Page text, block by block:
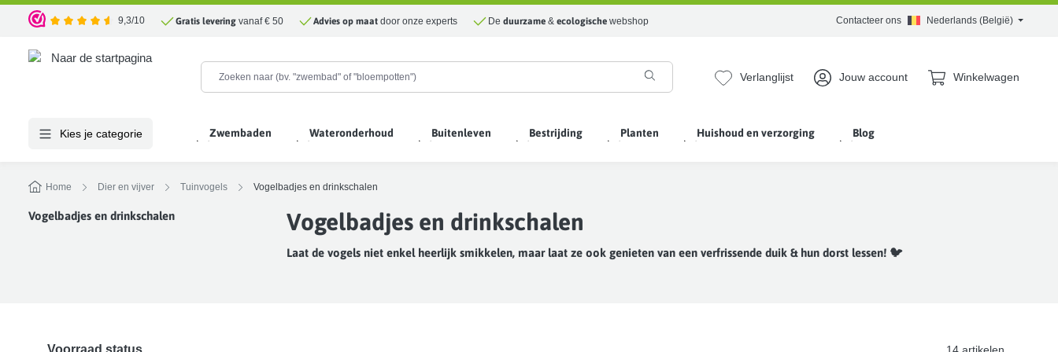
Ga naar de hoofdnavigatie
9,3/10 Gratis leveringvanaf € 50 Advies op maat door onze experts De duurzame& ecologischewebshop Contacteer ons Nederlands (België)
Verlanglijst Jouw account Winkelwagen
Kies je categorie Zwembaden Wateronderhoud Buitenleven Bestrijding Planten Huishoud en verzorging Blog
Home Dier en vijver Tuinvogels Vogelbadjes en drinkschalen
Vogelbadjes en drinkschalen Vogelbadjes en drinkschalen
Laat de vogels niet enkel heerlijk smikkelen, maar laat ze ook genieten van een verfrissende duik & hun dorst lessen! 🐦
Voorraad status 14 artikelen